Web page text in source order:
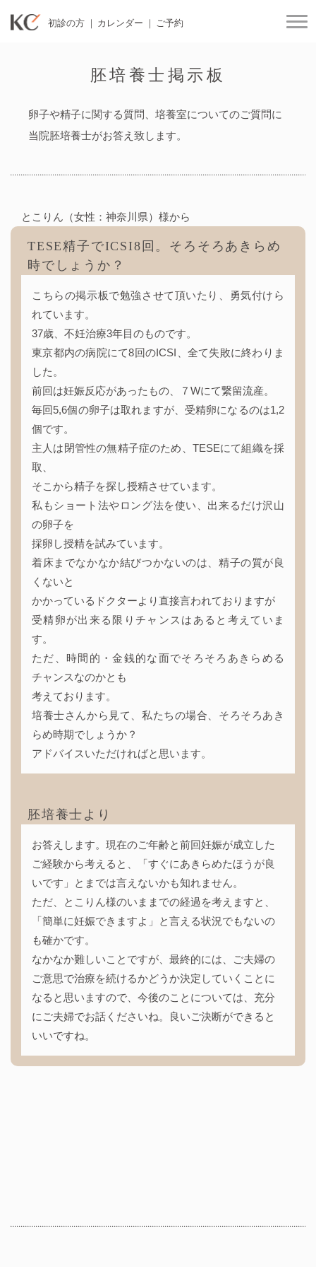
初診の方 カレンダー ご予約
胚培養士掲示板
卵子や精子に関する質問、培養室についてのご質問に
当院胚培養士がお答え致します。
とこりん（女性：神奈川県）様から
TESE精子でICSI8回。そろそろあきらめ
時でしょうか？
こちらの掲示板で勉強させて頂いたり、勇気付けら
れています。
37歳、不妊治療3年目のものです。
東京都内の病院にて8回のICSI、全て失敗に終わりま
した。
前回は妊娠反応があったもの、７Wにて繋留流産。
毎回5,6個の卵子は取れますが、受精卵になるのは1,2
個です。
主人は閉管性の無精子症のため、TESEにて組織を採
取、
そこから精子を探し授精させています。
私もショート法やロング法を使い、出来るだけ沢山
の卵子を
採卵し授精を試みています。
着床までなかなか結びつかないのは、精子の質が良
くないと
かかっているドクターより直接言われておりますが
受精卵が出来る限りチャンスはあると考えていま
す。
ただ、時間的・金銭的な面でそろそろあきらめる
チャンスなのかとも
考えております。
培養士さんから見て、私たちの場合、そろそろあき
らめ時期でしょうか？
アドバイスいただければと思います。
胚培養士より
お答えします。現在のご年齢と前回妊娠が成立した
ご経験から考えると、「すぐにあきらめたほうが良
いです」とまでは言えないかも知れません。
ただ、とこりん様のいままでの経過を考えますと、
「簡単に妊娠できますよ」と言える状況でもないの
も確かです。
なかなか難しいことですが、最終的には、ご夫婦の
ご意思で治療を続けるかどうか決定していくことに
なると思いますので、今後のことについては、充分
にご夫婦でお話くださいね。良いご決断ができると
いいですね。